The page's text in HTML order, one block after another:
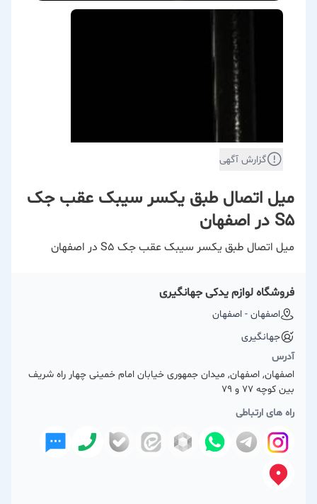
گزارش آگهی
میل اتصال طبق یکسر سیبک عقب جک
S5 در اصفهان
میل اتصال طبق یکسر سیبک عقب جک S5 در اصفهان
فروشگاه لوازم یدکی جهانگیری
اصفهان - اصفهان
جهانگیری
آدرس
اصفهان, اصفهان, میدان جمهوری خیابان امام خمینی چهار راه شریف
بین کوچه 77 و 79
راه های ارتباطی